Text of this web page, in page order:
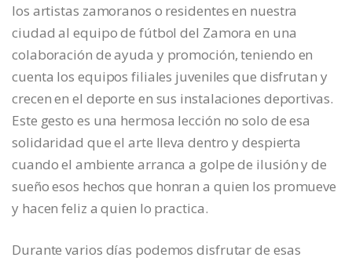
los artistas zamoranos o residentes en nuestra
ciudad al equipo de fútbol del Zamora en una
colaboración de ayuda y promoción, teniendo en
cuenta los equipos filiales juveniles que disfrutan y
crecen en el deporte en sus instalaciones deportivas.
Este gesto es una hermosa lección no solo de esa
solidaridad que el arte lleva dentro y despierta
cuando el ambiente arranca a golpe de ilusión y de
sueño esos hechos que honran a quien los promueve
y hacen feliz a quien lo practica.
Durante varios días podemos disfrutar de esas